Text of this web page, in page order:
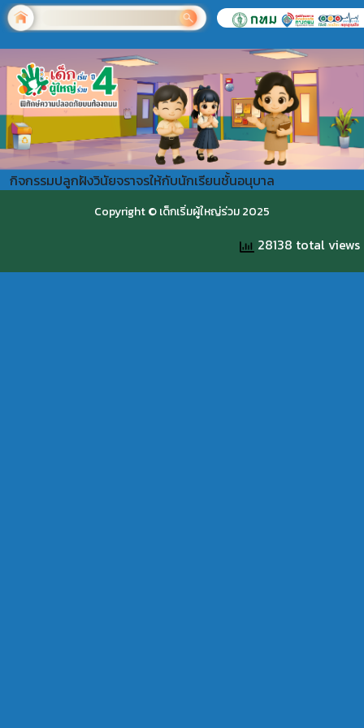
กิจกรรมปลูกฝังวินัยจราจรให้กับนักเรียนชั้นอนุบาล
Copyright © เด็กเริ่มผู้ใหญ่ร่วม 2025
28138 total views